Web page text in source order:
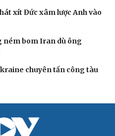
bơi từ Ma Rốc sang Ceuta
học sinh về ma túy LSD
(Ấn Độ) - nơi Đức Phật